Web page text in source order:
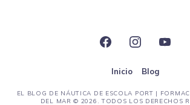
Inicio Blog
EL BLOG DE NÁUTICA DE ESCOLA PORT |
DEL MAR © 2026. TODOS LOS DERECHOS